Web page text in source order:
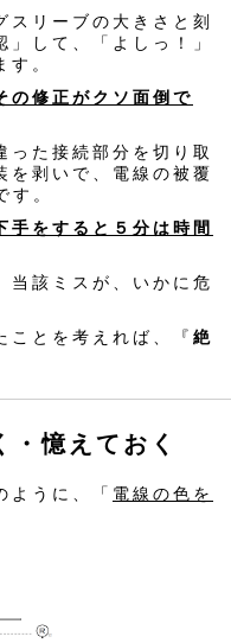
リーブの大きさと刻
して、「よしっ！」
す。
の修正がクソ面倒で
た接続部分を切り取
を剥いで、電線の被覆
す。
手をすると５分は時間
該ミスが、いかに危
とを考えれば、『 絶
・憶えておく
うに、「 電線の色を